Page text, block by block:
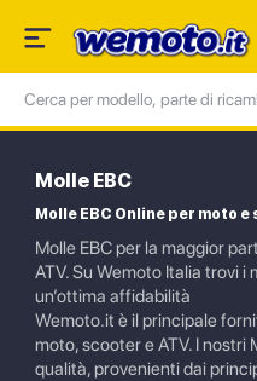
Molle EBC
Molle EBC Online per moto
Molle EBC per la maggior
ATV. Su Wemoto Italia trovi
un’ottima affidabilità
Wemoto.it è il principale
moto, scooter e ATV. I nostri
qualità, provenienti dai